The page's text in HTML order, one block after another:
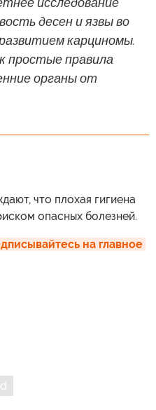
десен и язвы во
карциномы.
простые правила
органы от
что плохая гигиена
опасных болезней.
на главное